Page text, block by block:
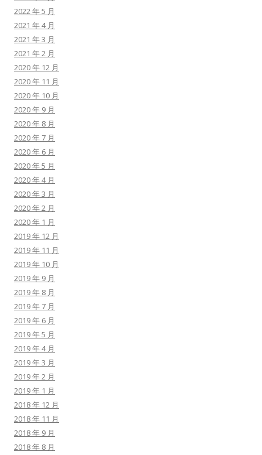
2022 年 5 月
2021 年 4 月
2021 年 3 月
2021 年 2 月
2020 年 12 月
2020 年 11 月
2020 年 10 月
2020 年 9 月
2020 年 8 月
2020 年 7 月
2020 年 6 月
2020 年 5 月
2020 年 4 月
2020 年 3 月
2020 年 2 月
2020 年 1 月
2019 年 12 月
2019 年 11 月
2019 年 10 月
2019 年 9 月
2019 年 8 月
2019 年 7 月
2019 年 6 月
2019 年 5 月
2019 年 4 月
2019 年 3 月
2019 年 2 月
2019 年 1 月
2018 年 12 月
2018 年 11 月
2018 年 9 月
2018 年 8 月